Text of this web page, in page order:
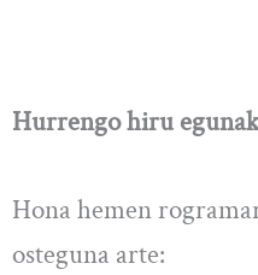
Hurrengo hiru egunak
Hona hemen
osteguna arte: